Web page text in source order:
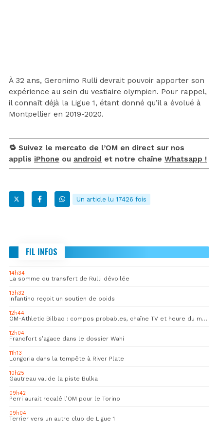
À 32 ans, Geronimo Rulli devrait pouvoir apporter son
expérience au sein du vestiaire olympien. Pour rappel,
il connaît déjà la Ligue 1, étant donné qu’il a évolué à
Montpellier en 2019-2020.
🔁 Suivez le mercato de l’OM en direct sur nos
applis iPhone ou android et notre chaîne Whatsapp !
Un article lu 17426 fois
FIL INFOS
14h34
La somme du transfert de Rulli dévoilée
13h32
Infantino reçoit un soutien de poids
12h44
OM-Athletic Bilbao : compos probables, chaîne TV et heure du match
12h04
Francfort s’agace dans le dossier Wahi
11h13
Longoria dans la tempête à River Plate
10h25
Gautreau valide la piste Bulka
09h42
Perri aurait recalé l’OM pour le Torino
09h04
Terrier vers un autre club de Ligue 1